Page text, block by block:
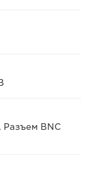
Разъем BNC